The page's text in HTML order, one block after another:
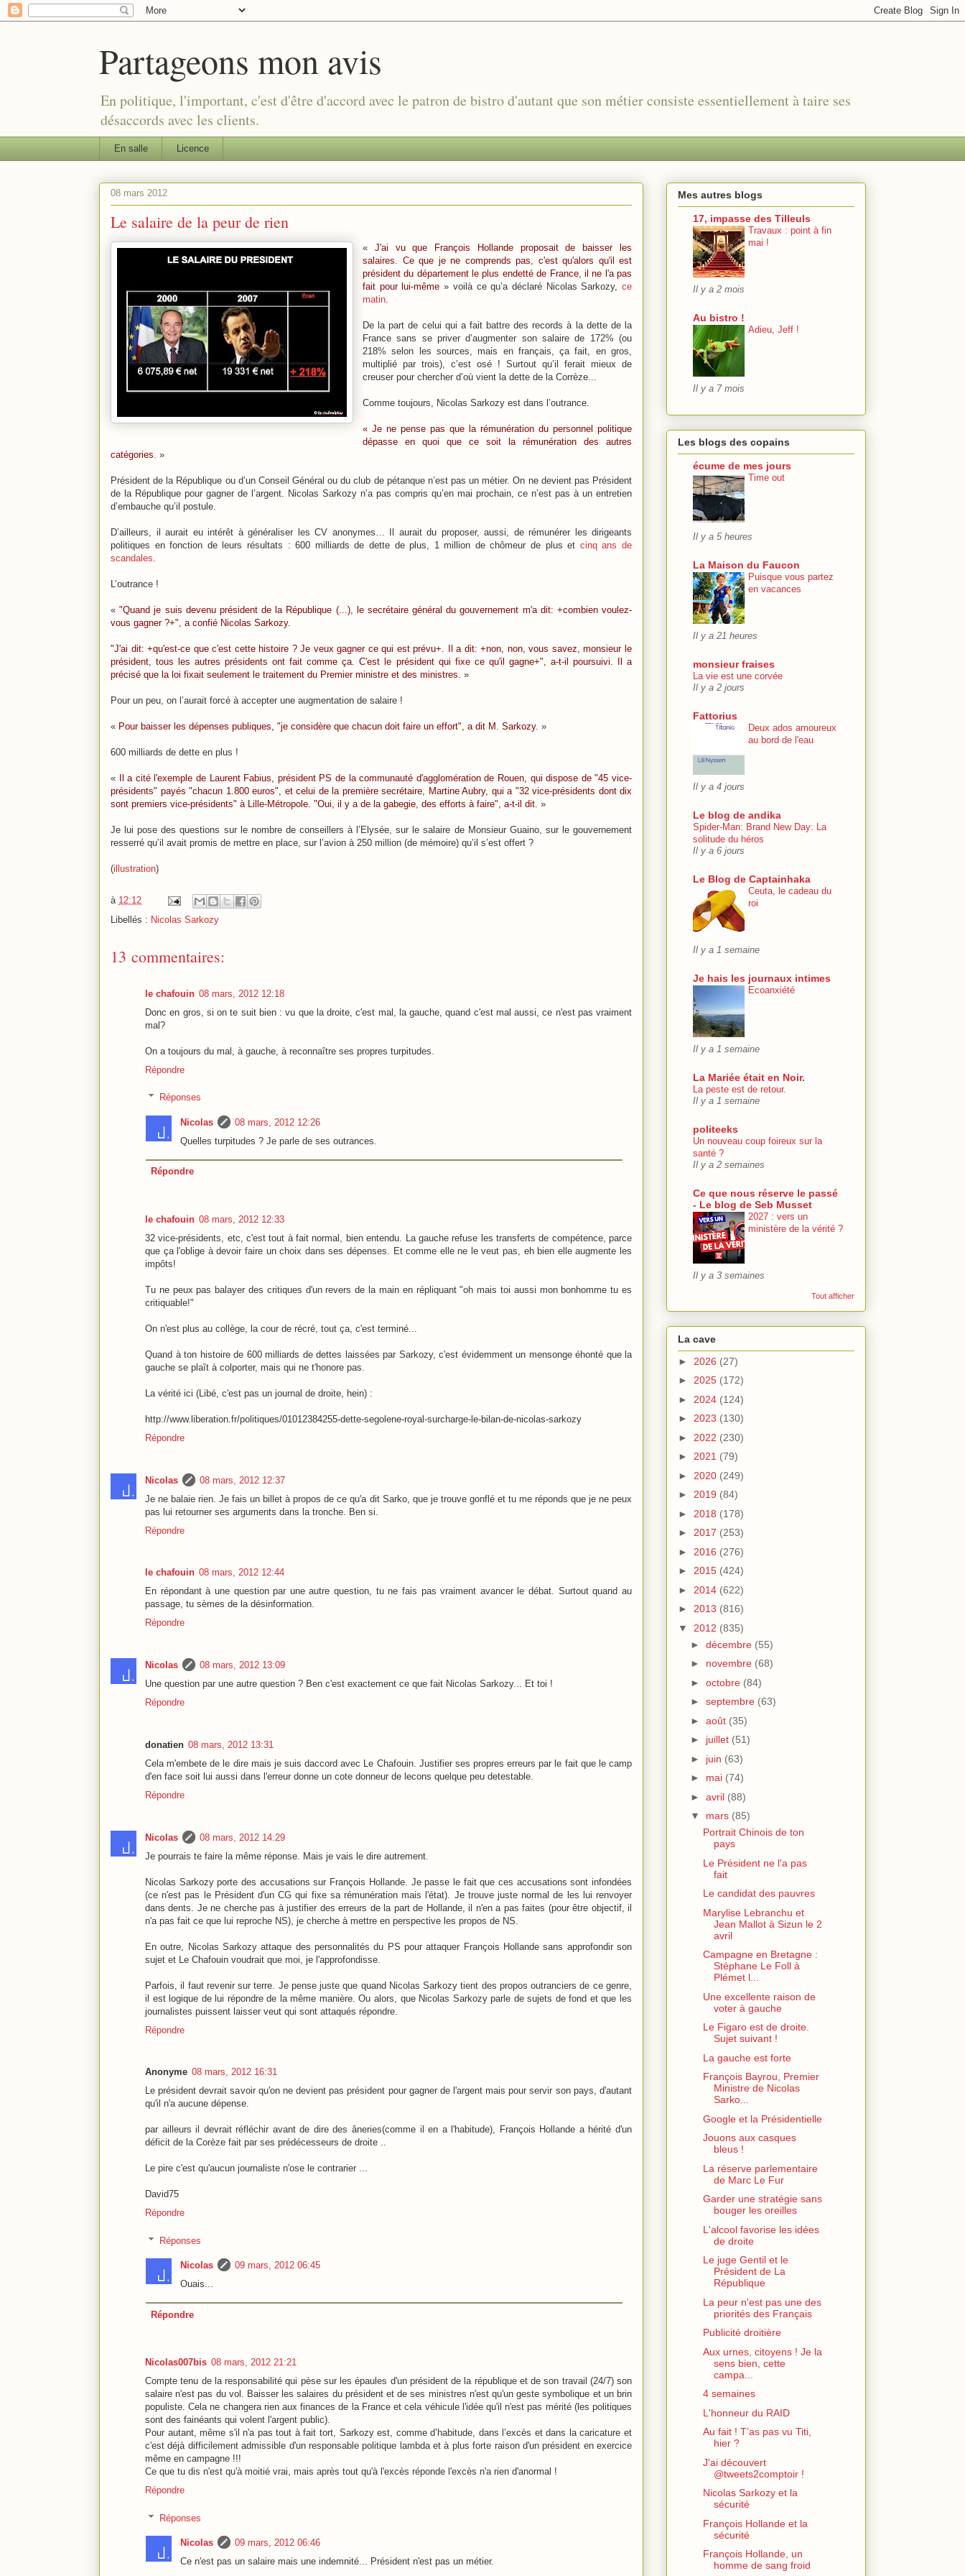
Partageons mon avis
En politique, l'important, c'est d'être d'accord avec le patron de bistro d'autant que son métier consiste essentiellement à taire ses
désaccords avec les clients.
En salle Licence
08 mars 2012
Le salaire de la peur de rien
« J'ai vu que François Hollande proposait de baisser les
salaires. Ce que je ne comprends pas, c'est qu'alors qu'il est
président du département le plus endetté de France, il ne l'a pas
fait pour lui-même » voilà ce qu’a déclaré Nicolas Sarkozy,ce
matin
De la part de celui qui a fait battre des records à la dette de la
France sans se priver d’augmenter son salaire de 172% (ou
218% selon les sources, mais en français, ça fait, en gros,
multiplié par trois), c’est osé ! Surtout qu’il ferait mieux de
creuser pour chercher d’où vient la dette de la Corrèze...
Comme toujours, Nicolas Sarkozy est dans l’outrance.
« Je ne pense pas que la rémunération du personnel politique
dépasse en quoi que ce soit la rémunération des autres
catégories. »
Président de la République ou d’un Conseil Général ou du club de pétanque n’est pas un métier. On ne devient pas Président
de la République pour gagner de l’argent. Nicolas Sarkozy n’a pas compris qu’en mai prochain, ce n’est pas à un entretien
d’embauche qu’il postule.
D’ailleurs, il aurait eu intérêt à généraliser les CV anonymes… Il aurait du proposer, aussi, de rémunérer les dirigeants
politiques en fonction de leurs résultats : 600 milliards de dette de plus, 1 million de chômeur de plus et cinq ans de
scandales
L’outrance !
«"Quand je suis devenu président de la République (...), le secrétaire général du gouvernement m'a dit: +combien voulez-
vous gagner ?+", a confié Nicolas Sarkozy.
"J'ai dit: +qu'est-ce que c'est cette histoire ? Je veux gagner ce qui est prévu+. Il a dit: +non, non, vous savez, monsieur le
président, tous les autres présidents ont fait comme ça. C'est le président qui fixe ce qu'il gagne+", a-t-il poursuivi. Il a
précisé que la loi fixait seulement le traitement du Premier ministre et des ministres. »
Pour un peu, on l’aurait forcé à accepter une augmentation de salaire !
« Pour baisser les dépenses publiques, "je considère que chacun doit faire un effort", a dit M. Sarkozy. »
600 milliards de dette en plus !
« Il a cité l'exemple de Laurent Fabius, président PS de la communauté d'agglomération de Rouen, qui dispose de "45 vice-
présidents" payés "chacun 1.800 euros", et celui de la première secrétaire, Martine Aubry, qui a "32 vice-présidents dont dix
sont premiers vice-présidents" à Lille-Métropole. "Oui, il y a de la gabegie, des efforts à faire", a-t-il dit. »
Je lui pose des questions sur le nombre de conseillers à l’Elysée, sur le salaire de Monsieur Guaino, sur le gouvernement
resserré qu’il avait promis de mettre en place, sur l’avion à 250 million (de mémoire) qu’il s’est offert ?
(illustration)
à 12:12
Libellés : Nicolas Sarkozy
13 commentaires:
le chafouin 08 mars, 2012 12:18
Donc en gros, si on te suit bien : vu que la droite, c'est mal, la gauche, quand c'est mal aussi, ce n'est pas vraiment
mal?
On a toujours du mal, à gauche, à reconnaître ses propres turpitudes.
Répondre
Réponses
Nicolas
08 mars, 2012 12:26
Quelles turpitudes ? Je parle de ses outrances.
Répondre
le chafouin 08 mars, 2012 12:33
32 vice-présidents, etc, c'est tout à fait normal, bien entendu. La gauche refuse les transferts de compétence, parce
que ça l'oblige à devoir faire un choix dans ses dépenses. Et comme elle ne le veut pas, eh bien elle augmente les
impôts!
Tu ne peux pas balayer des critiques d'un revers de la main en répliquant "oh mais toi aussi mon bonhomme tu es
critiquable!"
On n'est plus au collège, la cour de récré, tout ça, c'est terminé...
Quand à ton histoire de 600 milliards de dettes laissées par Sarkozy, c'est évidemment un mensonge éhonté que la
gauche se plaît à colporter, mais qui ne t'honore pas.
La vérité ici (Libé, c'est pas un journal de droite, hein) :
http://www.liberation.fr/politiques/01012384255-dette-segolene-royal-surcharge-le-bilan-de-nicolas-sarkozy
Répondre
Nicolas
08 mars, 2012 12:37
Je ne balaie rien. Je fais un billet à propos de ce qu'a dit Sarko, que je trouve gonflé et tu me réponds que je ne peux
pas lui retourner ses arguments dans la tronche. Ben si.
Répondre
le chafouin 08 mars, 2012 12:44
En répondant à une question par une autre question, tu ne fais pas vraiment avancer le débat. Surtout quand au
passage, tu sèmes de la désinformation.
Répondre
Nicolas
08 mars, 2012 13:09
Une question par une autre question ? Ben c'est exactement ce que fait Nicolas Sarkozy... Et toi !
Répondre
donatien 08 mars, 2012 13:31
Cela m'embete de le dire mais je suis daccord avec Le Chafouin. Justifier ses propres erreurs par le fait que le camp
d'en face soit lui aussi dans l'erreur donne un cote donneur de lecons quelque peu detestable.
Répondre
Nicolas
08 mars, 2012 14:29
Je pourrais te faire la même réponse. Mais je vais le dire autrement.
Nicolas Sarkozy porte des accusations sur François Hollande. Je passe le fait que ces accusations sont infondées
(ce n'est pas le Président d'un CG qui fixe sa rémunération mais l'état). Je trouve juste normal de les lui renvoyer
dans dents. Je ne cherche pas à justifier des erreurs de la part de Hollande, il n'en a pas faites (pour être objectif, il
n'a pas fait ce que lui reproche NS), je cherche à mettre en perspective les propos de NS.
En outre, Nicolas Sarkozy attaque des personnalités du PS pour attaquer François Hollande sans approfondir son
sujet et Le Chafouin voudrait que moi, je l'approfondisse.
Parfois, il faut revenir sur terre. Je pense juste que quand Nicolas Sarkozy tient des propos outranciers de ce genre,
il est logique de lui répondre de la même manière. Ou alors, que Nicolas Sarkozy parle de sujets de fond et que les
journalistes puissent laisser veut qui sont attaqués répondre.
Répondre
Anonyme 08 mars, 2012 16:31
Le président devrait savoir qu'on ne devient pas président pour gagner de l'argent mais pour servir son pays, d'autant
qu'il n'a aucune dépense.
par ailleurs il devrait réfléchir avant de dire des âneries(comme il en a l'habitude), François Hollande a hérité d'un
déficit de la Corèze fait par ses prédécesseurs de droite ..
Le pire c'est qu'aucun journaliste n'ose le contrarier ...
David75
Répondre
Réponses
Nicolas
09 mars, 2012 06:45
Ouais...
Répondre
Nicolas007bis 08 mars, 2012 21:21
Compte tenu de la responsabilité qui pèse sur les épaules d'un président de la république et de son travail (24/7) son
salaire n'est pas du vol. Baisser les salaires du président et de ses ministres n'est qu'un geste symbolique et un brin
populiste. Cela ne changera rien aux finances de la France et cela véhicule l'idée qu'il n'est pas mérité (les politiques
sont des fainéants qui volent l'argent public).
Pour autant, même s'il n'a pas tout à fait tort, Sarkozy est, comme d’habitude, dans l’excès et dans la caricature et
c'est déjà difficilement admissible d'un responsable politique lambda et à plus forte raison d'un président en exercice
même en campagne !!!
Ce que tu dis n'est qu'à moitié vrai, mais après tout qu'à l'excès réponde l'excès n'a rien d'anormal !
Répondre
Réponses
Nicolas
09 mars, 2012 06:46
Ce n'est pas un salaire mais une indemnité... Président n'est pas un métier.
Mes autres blogs
17, impasse des Tilleuls
Travaux : point à fin
mai !
Il y a 2 mois
Au bistro !
Adieu, Jeff !
Il y a 7 mois
Les blogs des copains
écume de mes jours
Time out
Il y a 5 heures
La Maison du Faucon
Puisque vous partez
en vacances
Il y a 21 heures
monsieur fraises
La vie est une corvée
Il y a 2 jours
Fattorius
Deux ados amoureux
au bord de l'eau
Il y a 4 jours
Le blog de andika
Spider-Man: Brand New Day: La
solitude du héros
Il y a 6 jours
Le Blog de Captainhaka
Ceuta, le cadeau du
roi
Il y a 1 semaine
Je hais les journaux intimes
Ecoanxiété
Il y a 1 semaine
La Mariée était en Noir.
La peste est de retour.
Il y a 1 semaine
politeeks
Un nouveau coup foireux sur la
santé ?
Il y a 2 semaines
Ce que nous réserve le passé
- Le blog de Seb Musset
2027 : vers un
ministère de la vérité ?
Il y a 3 semaines
Tout afficher
La cave
► 2026 (27)
► 2025 (172)
► 2024 (124)
► 2023 (130)
► 2022 (230)
► 2021 (79)
► 2020 (249)
► 2019 (84)
► 2018 (178)
► 2017 (253)
► 2016 (276)
► 2015 (424)
► 2014 (622)
► 2013 (816)
▼ 2012 (835)
► décembre (55)
► novembre (68)
► octobre (84)
► septembre (63)
► août (35)
► juillet (51)
► juin (63)
► mai (74)
► avril (88)
▼ mars (85)
Portrait Chinois de ton
pays
Le Président ne l'a pas
fait
Le candidat des pauvres
Marylise Lebranchu et
Jean Mallot à Sizun le 2
avril
Campagne en Bretagne :
Stéphane Le Foll à
Plémet l...
Une excellente raison de
voter à gauche
Le Figaro est de droite.
Sujet suivant !
La gauche est forte
François Bayrou, Premier
Ministre de Nicolas
Sarko...
Google et la Présidentielle
Jouons aux casques
bleus !
La réserve parlementaire
de Marc Le Fur
Garder une stratégie sans
bouger les oreilles
L'alcool favorise les idées
de droite
Le juge Gentil et le
Président de La
République
La peur n'est pas une des
priorités des Français
Publicité droitière
Aux urnes, citoyens ! Je la
sens bien, cette
campa...
4 semaines
L'honneur du RAID
Au fait ! T’as pas vu Titi,
hier ?
J'ai découvert
@tweets2comptoir !
Nicolas Sarkozy et la
sécurité
François Hollande et la
sécurité
François Hollande, un
homme de sang froid